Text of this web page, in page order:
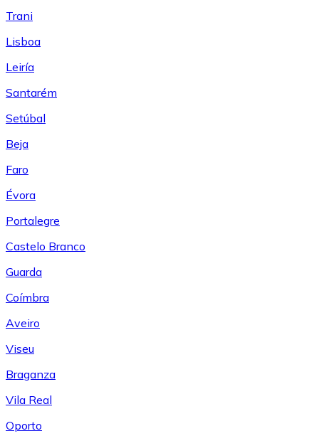
Trani
Lisboa
Leiría
Santarém
Setúbal
Beja
Faro
Évora
Portalegre
Castelo Branco
Guarda
Coímbra
Aveiro
Viseu
Braganza
Vila Real
Oporto